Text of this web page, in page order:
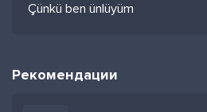
Çünkü ben ünlüyüm
Рекомендации